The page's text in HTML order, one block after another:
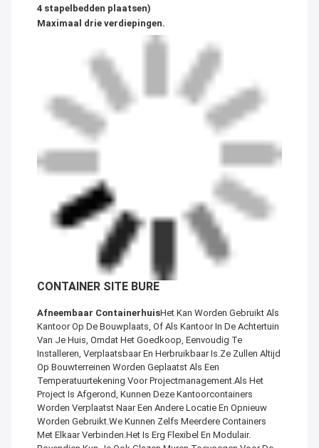
4 stapelbedden plaatsen)
Maximaal drie verdiepingen.
CONTAINER SITE BURE
Afneembaar ContainerhuisHet Kan Worden Gebruikt Als
Kantoor Op De Bouwplaats, Of Als Kantoor In De Achtertuin
Van Je Huis, Omdat Het Goedkoop, Eenvoudig Te
Installeren, Verplaatsbaar En Herbruikbaar Is.Ze Zullen Altijd
Op Bouwterreinen Worden Geplaatst Als Een
Temperatuurtekening Voor Projectmanagement.Als Het
Project Is Afgerond, Kunnen Deze Kantoorcontainers
Worden Verplaatst Naar Een Andere Locatie En Opnieuw
Worden Gebruikt.We Kunnen Zelfs Meerdere Containers
Met Elkaar Verbinden.Het Is Erg Flexibel En Modulair.